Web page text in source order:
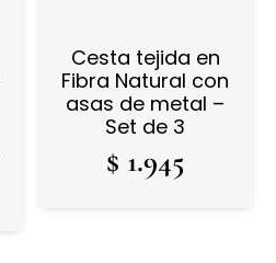
Cesta tejida en
Fibra Natural con
asas de metal –
Set de 3
$ 1.945